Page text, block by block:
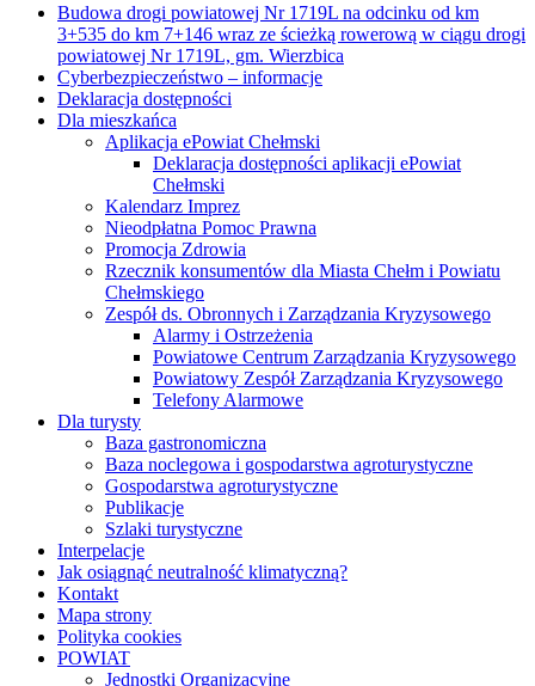
Budowa drogi powiatowej Nr 1719L na odcinku od km
3+535 do km 7+146 wraz ze ścieżką rowerową w ciągu drogi
powiatowej Nr 1719L, gm. Wierzbica
Cyberbezpieczeństwo – informacje
Deklaracja dostępności
Dla mieszkańca
Aplikacja ePowiat Chełmski
Deklaracja dostępności aplikacji ePowiat
Chełmski
Kalendarz Imprez
Nieodpłatna Pomoc Prawna
Promocja Zdrowia
Rzecznik konsumentów dla Miasta Chełm i Powiatu
Chełmskiego
Zespół ds. Obronnych i Zarządzania Kryzysowego
Alarmy i Ostrzeżenia
Powiatowe Centrum Zarządzania Kryzysowego
Powiatowy Zespół Zarządzania Kryzysowego
Telefony Alarmowe
Dla turysty
Baza gastronomiczna
Baza noclegowa i gospodarstwa agroturystyczne
Gospodarstwa agroturystyczne
Publikacje
Szlaki turystyczne
Interpelacje
Jak osiągnąć neutralność klimatyczną?
Kontakt
Mapa strony
Polityka cookies
POWIAT
Jednostki Organizacyjne